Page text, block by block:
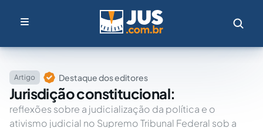
Artigo Destaque dos editores
Jurisdição constitucional:
reflexões sobre a judicialização da política e o
ativismo judicial no Supremo Tribunal Federal sob a